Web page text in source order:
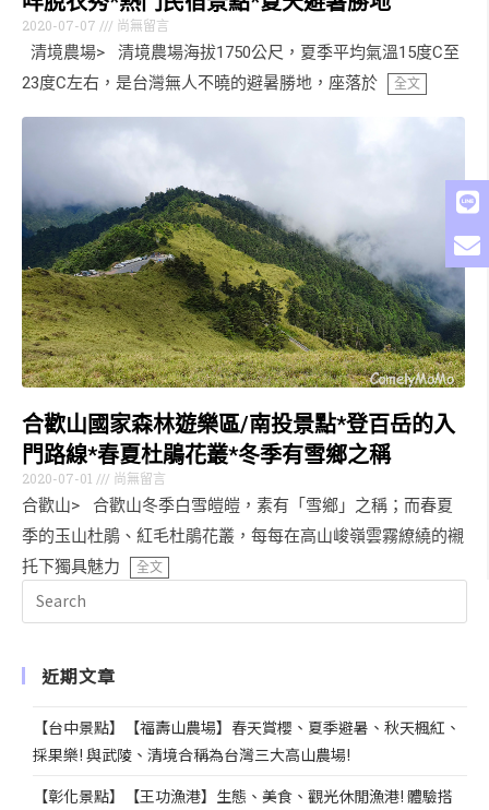
2020-07-07 尚無留言
清境農場> 清境農場海拔1750公尺，夏季平均氣溫15度C至
23度C左右，是台灣無人不曉的避暑勝地，座落於
全文
合歡山國家森林遊樂區/南投景點*登百岳的入
門路線*春夏杜鵑花叢*冬季有雪鄉之稱
2020-07-01 尚無留言
合歡山> 合歡山冬季白雪皚皚，素有「雪鄉」之稱；而春夏
季的玉山杜鵑、紅毛杜鵑花叢，每每在高山峻嶺雲霧繚繞的襯
托下獨具魅力
全文
近期文章
【台中景點】【福壽山農場】春天賞櫻、夏季避暑、秋天楓紅、
採果樂! 與武陵、清境合稱為台灣三大高山農場!
【彰化景點】【王功漁港】生態、美食、觀光休閒漁港! 體驗搭